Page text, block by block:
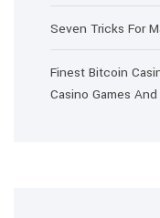
Seven Tricks For
Finest Bitcoin
Casino Games